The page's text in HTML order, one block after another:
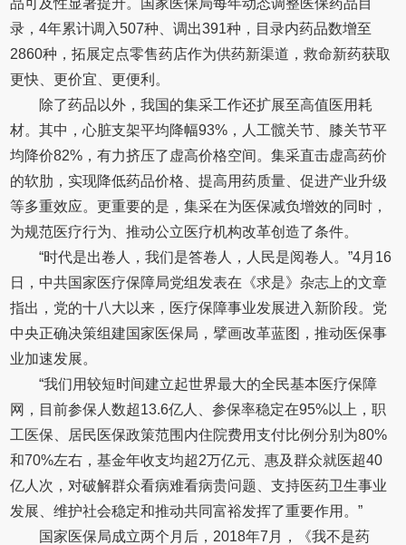
品可及性显著提升。国家医保局每年动态调整医保药品目
录，4年累计调入507种、调出391种，目录内药品数增至
2860种，拓展定点零售药店作为供药新渠道，救命新药获取
更快、更价宜、更便利。
除了药品以外，我国的集采工作还扩展至高值医用耗
材。其中，心脏支架平均降幅93%，人工髋关节、膝关节平
均降价82%，有力挤压了虚高价格空间。集采直击虚高药价
的软肋，实现降低药品价格、提高用药质量、促进产业升级
等多重效应。更重要的是，集采在为医保减负增效的同时，
为规范医疗行为、推动公立医疗机构改革创造了条件。
“时代是出卷人，我们是答卷人，人民是阅卷人。”4月16
日，中共国家医疗保障局党组发表在《求是》杂志上的文章
指出，党的十八大以来，医疗保障事业发展进入新阶段。党
中央正确决策组建国家医保局，擘画改革蓝图，推动医保事
业加速发展。
“我们用较短时间建立起世界最大的全民基本医疗保障
网，目前参保人数超13.6亿人、参保率稳定在95%以上，职
工医保、居民医保政策范围内住院费用支付比例分别为80%
和70%左右，基金年收支均超2万亿元、惠及群众就医超40
亿人次，对破解群众看病难看病贵问题、支持医药卫生事业
发展、维护社会稳定和推动共同富裕发挥了重要作用。”
国家医保局成立两个月后，2018年7月，《我不是药